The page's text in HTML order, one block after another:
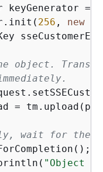
keyGenerator =
256 , new
object.
=
wait for the
"Object